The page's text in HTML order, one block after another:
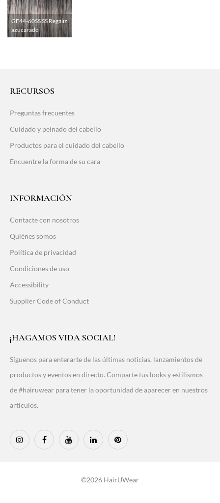
GF44-60SS SS Regaliz
azucarado
RECURSOS
Preguntas frecuentes
Cuidado y peinado del cabello
Productos para el cuidado del cabello
Encuentre la forma de su cara
INFORMACIÓN
Contacte con nosotros
Quiénes somos
Política de privacidad
Condiciones de uso
Accessibility
Supplier Code of Conduct
¡HAGAMOS VIDA SOCIAL!
Síguenos para enterarte de las últimas noticias, lanzamientos de
productos y eventos en directo. Comparte tus looks y estilismos
de #hairuwear para tener la oportunidad de aparecer en nuestros
artículos.
©2026 HairUWear